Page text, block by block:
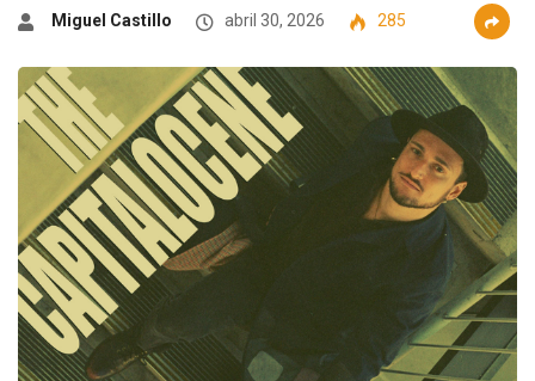
Miguel Castillo abril 30, 2026 285